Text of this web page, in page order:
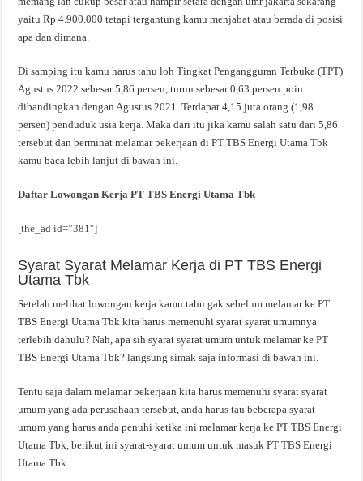
yaitu Rp 4.900.000 tetapi tergantung kamu menjabat atau berada di posisi
apa dan dimana.
Di samping itu kamu harus tahu loh Tingkat Pengangguran Terbuka (TPT)
Agustus 2022 sebesar 5,86 persen, turun sebesar 0,63 persen poin
dibandingkan dengan Agustus 2021. Terdapat 4,15 juta orang (1,98
persen) penduduk usia kerja. Maka dari itu jika kamu salah satu dari 5,86
tersebut dan berminat melamar pekerjaan di PT TBS Energi Utama Tbk
kamu baca lebih lanjut di bawah ini.
Daftar Lowongan Kerja PT TBS Energi Utama Tbk
[the_ad id=”381″]
Syarat Syarat Melamar Kerja di PT TBS Energi
Utama Tbk
Setelah melihat lowongan kerja kamu tahu gak sebelum melamar ke PT
TBS Energi Utama Tbk kita harus memenuhi syarat syarat umumnya
terlebih dahulu? Nah, apa sih syarat syarat umum untuk melamar ke PT
TBS Energi Utama Tbk? langsung simak saja informasi di bawah ini.
Tentu saja dalam melamar pekerjaan kita harus memenuhi syarat syarat
umum yang ada perusahaan tersebut, anda harus tau beberapa syarat
umum yang harus anda penuhi ketika ini melamar kerja ke PT TBS Energi
Utama Tbk, berikut ini syarat-syarat umum untuk masuk PT TBS Energi
Utama Tbk: